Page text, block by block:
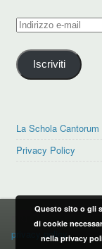
Indirizzo
mail
Iscriviti
La Schola
Privacy Policy
PRIVACY POLICY
privacy policy
Questo sito o gli
di cookie
nella privacy